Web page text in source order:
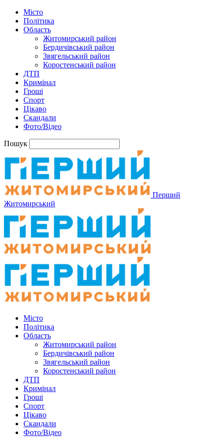
Місто
Політика
Область
Житомирський район
Бердичівський район
Звягельський район
Коростенський район
ДТП
Кримінал
Гроші
Спорт
Цікаво
Скандали
Фото/Відео
Пошук
Перший
Житомирський
Місто
Політика
Область
Житомирський район
Бердичівський район
Звягельський район
Коростенський район
ДТП
Кримінал
Гроші
Спорт
Цікаво
Скандали
Фото/Відео